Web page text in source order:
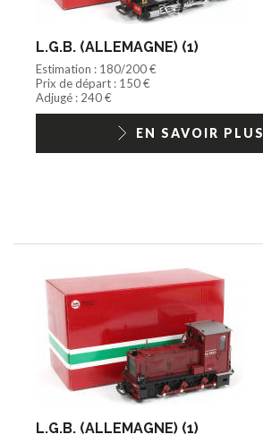
L.G.B. (ALLEMAGNE) (1)
Estimation : 180/200 €
Prix de départ : 150 €
Adjugé : 240 €
EN SAVOIR PLUS
L.G.B. (ALLEMAGNE) (1)